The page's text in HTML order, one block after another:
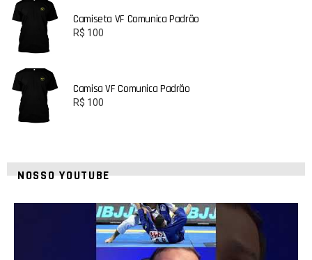
Camiseta VF Comunica Padrão
R$ 100
Camisa VF Comunica Padrão
R$ 100
NOSSO YOUTUBE